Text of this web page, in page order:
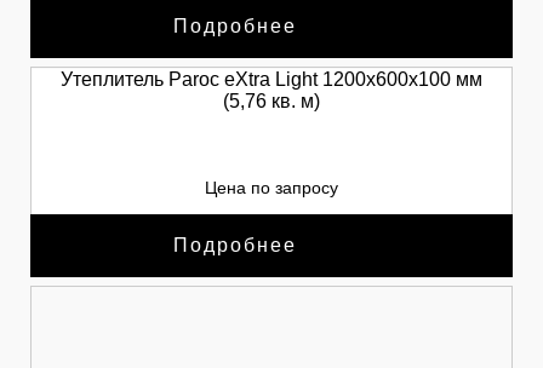
Подробнее
Утеплитель Paroc eXtra Light 1200х600х100 мм
(5,76 кв. м)
Цена по запросу
Подробнее